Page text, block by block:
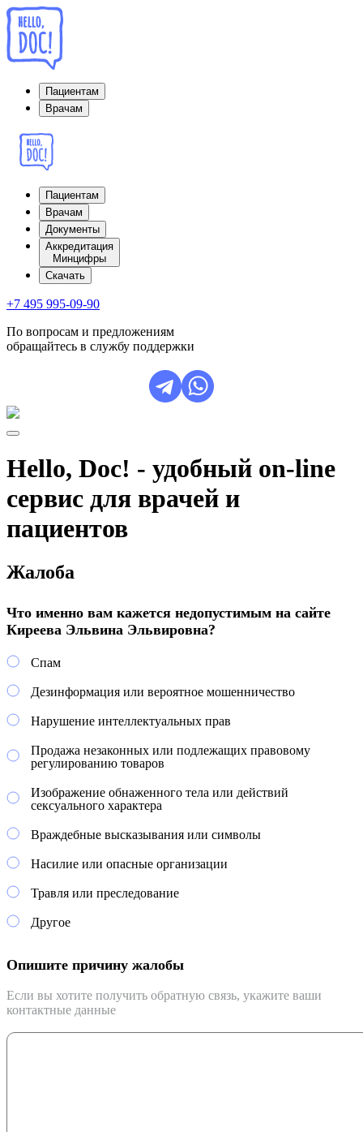
Пациентам
Врачам
Пациентам
Врачам
Документы
Аккредитация
Минцифры
Cкачать
+7 495 995-09-90
По вопросам и предложениям
обращайтесь в службу поддержки
Hello, Doc! - удобный on-line
сервис для врачей и
пациентов
Жалоба
Что именно вам кажется недопустимым на сайте
Киреева Эльвина Эльвировна?
Спам
Дезинформация или вероятное мошенничество
Нарушение интеллектуальных прав
Продажа незаконных или подлежащих правовому
регулированию товаров
Изображение обнаженного тела или действий
сексуального характера
Враждебные высказывания или символы
Насилие или опасные организации
Травля или преследование
Другое
Опишите причину жалобы
Если вы хотите получить обратную связь, укажите ваши
контактные данные